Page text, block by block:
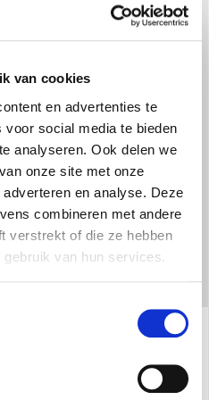
van cookies
en advertenties te
social media te bieden
analyseren. Ook delen we
onze site met onze
en analyse. Deze
combineren met andere
verstrekt of die ze hebben
van hun services.
GAS
met een laag potentieel
duurzamer comfort.